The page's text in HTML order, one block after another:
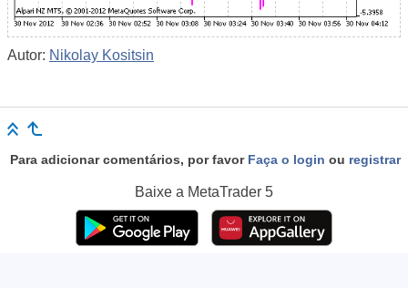
Autor: Nikolay Kositsin
Para adicionar comentários, por favor Faça o login ou registrar
Baixe a MetaTrader 5